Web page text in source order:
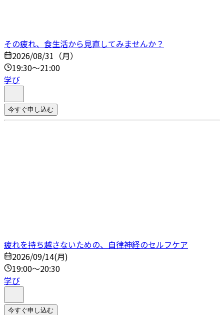
その疲れ、食生活から見直してみませんか？
2026/08/31（月）
19:30～21:00
学び
今すぐ申し込む
疲れを持ち越さないための、自律神経のセルフケア
2026/09/14(月)
19:00～20:30
学び
今すぐ申し込む